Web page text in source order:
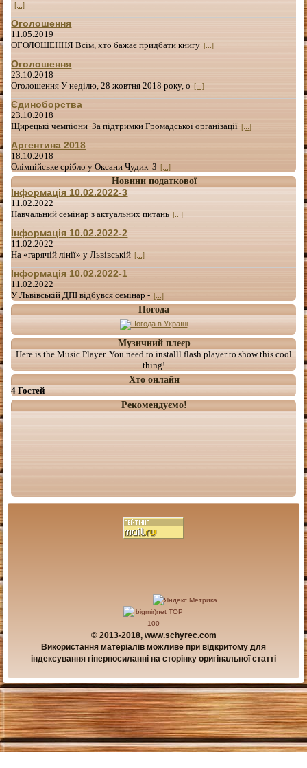
[...]
Оголошення
11.05.2019
ОГОЛОШЕННЯ Всім, хто бажає придбати книгу [...]
Оголошення
23.10.2018
Оголошення У неділю, 28 жовтня 2018 року, о [...]
Єдиноборства
23.10.2018
Щирецькі чемпіони За підтримки Громадської організації [...]
Аргентина 2018
18.10.2018
Олімпійське срібло у Оксани Чудик З [...]
Новини податкової
Інформація 10.02.2022-3
11.02.2022
Навчальний семінар з актуальних питань [...]
Інформація 10.02.2022-2
11.02.2022
На «гарячій лінії» у Львівській [...]
Інформація 10.02.2022-1
11.02.2022
У Львівській ДПІ відбувся семінар - [...]
Погода
Музичний плеєр
Here is the Music Player. You need to installl flash player to show this cool
thing!
Хто онлайн
4 Гостей
Рекомендуємо!
© 2013-2018, www.schyrec.com
Використання матеріалів можливе при відкритому для
індексування гіперпосиланні на сторінку оригінальної статті